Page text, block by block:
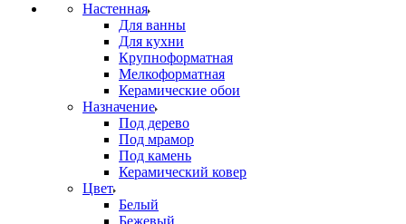
Настенная
Для ванны
Для кухни
Крупноформатная
Мелкоформатная
Керамические обои
Назначение
Под дерево
Под мрамор
Под камень
Керамический ковер
Цвет
Белый